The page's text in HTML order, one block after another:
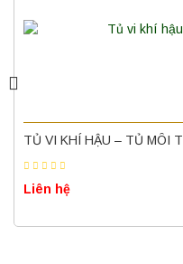
TỦ VI KHÍ HẬU – TỦ MÔI
Liên hệ
(50 Lít)
Máy ly